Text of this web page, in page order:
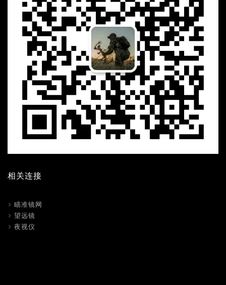
相关连接
瞄准镜网
望远镜
夜视仪